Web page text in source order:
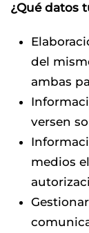
¿Qué datos
del
ambas
versen
medios